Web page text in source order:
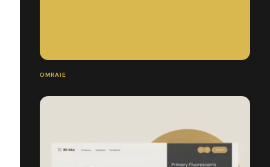
OMRAIE